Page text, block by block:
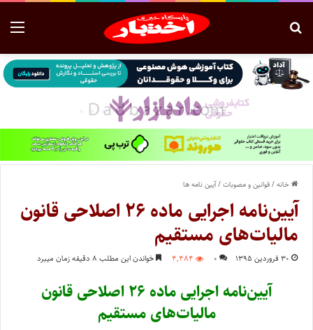
خانه/قوانین و مصوبات/آیین نامه ها
آیین‌نامه اجرایی ماده ۲۶ اصلاحی قانون
مالیات‌های مستقیم
۳۰ فروردین ۱۳۹۵ ۰ ۴,۴۸۴ خواندن این مطلب ۸ دقیقه زمان میبرد
آیین‌نامه اجرایی ماده ۲۶ اصلاحی قانون
مالیات‌های مستقیم